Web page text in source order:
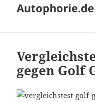
Autophorie.de
gegen Golf